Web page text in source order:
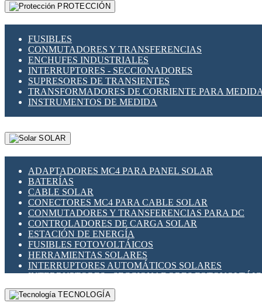
PROTECCIÓN
FUSIBLES
CONMUTADORES Y TRANSFERENCIAS
ENCHUFES INDUSTRIALES
INTERRUPTORES - SECCIONADORES
SUPRESORES DE TRANSIENTES
TRANSFORMADORES DE CORRIENTE PARA
INSTRUMENTOS DE MEDIDA
SOLAR
ADAPTADORES MC4 PARA PANEL SOLAR
BATERÍAS
CABLE SOLAR
CONECTORES MC4 PARA CABLE SOLAR
CONMUTADORES Y TRANSFERENCIAS PARA DC
CONTROLADORES DE CARGA SOLAR
ESTACIÓN DE ENERGÍA
FUSIBLES FOTOVOLTÁICOS
HERRAMIENTAS SOLARES
INTERRUPTORES AUTOMÁTICOS SOLARES
INTERRUPTORES - SECCIONADORES
MONTAJE PANEL SOLAR
PORTA FUSIBLES Y SECCIONADORES
TECNOLOGÍA